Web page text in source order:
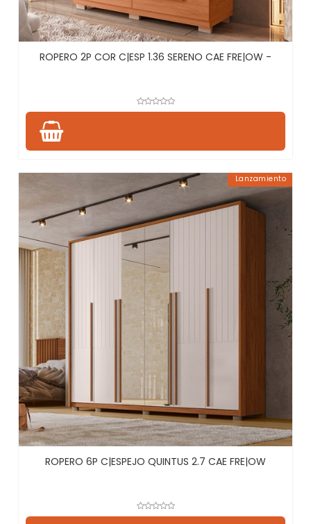
ROPERO 2P COR C|ESP 1.36 SERENO CAE FRE|OW -
Lanzamiento
ROPERO 6P C|ESPEJO QUINTUS 2.7 CAE FRE|OW